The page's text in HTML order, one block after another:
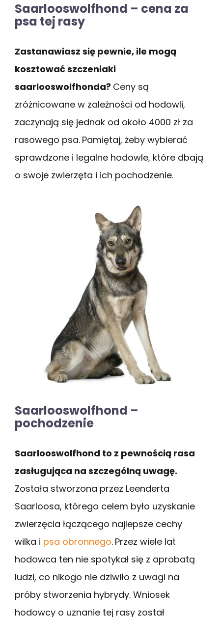
Saarlooswolfhond – cena za
psa tej rasy
Zastanawiasz się pewnie, ile mogą
kosztować szczeniaki
saarlooswolfhonda? Ceny są
zróżnicowane w zależności od hodowli,
zaczynają się jednak od około 4000 zł za
rasowego psa. Pamiętaj, żeby wybierać
sprawdzone i legalne hodowle, które dbają
o swoje zwierzęta i ich pochodzenie.
Saarlooswolfhond –
pochodzenie
Saarlooswolfhond to z pewnością rasa
zasługująca na szczególną uwagę.
Została stworzona przez Leenderta
Saarloosa, którego celem było uzyskanie
zwierzęcia łączącego najlepsze cechy
wilka i psa obronnego. Przez wiele lat
hodowca ten nie spotykał się z aprobatą
ludzi, co nikogo nie dziwiło z uwagi na
próby stworzenia hybrydy. Wniosek
hodowcy o uznanie tej rasy został